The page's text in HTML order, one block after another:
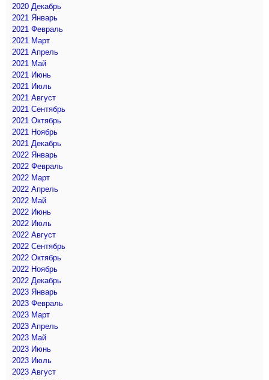
2020 Декабрь
2021 Январь
2021 Февраль
2021 Март
2021 Апрель
2021 Май
2021 Июнь
2021 Июль
2021 Август
2021 Сентябрь
2021 Октябрь
2021 Ноябрь
2021 Декабрь
2022 Январь
2022 Февраль
2022 Март
2022 Апрель
2022 Май
2022 Июнь
2022 Июль
2022 Август
2022 Сентябрь
2022 Октябрь
2022 Ноябрь
2022 Декабрь
2023 Январь
2023 Февраль
2023 Март
2023 Апрель
2023 Май
2023 Июнь
2023 Июль
2023 Август